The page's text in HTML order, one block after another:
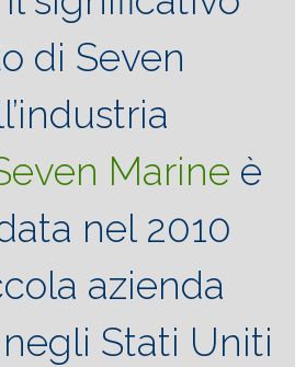
di Seven
Marine è
nel 2010
azienda
Stati Uniti